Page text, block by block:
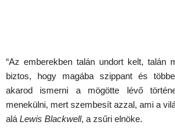
“Az emberekben talán undort kelt, talán
biztos, hogy magába szippant és
akarod ismerni a mögötte lévő
menekülni, mert szembesít azzal, ami a
alá Lewis Blackwell, a zsűri elnöke.